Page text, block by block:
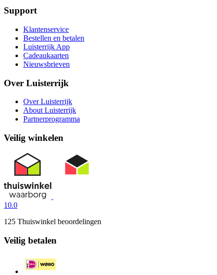
Support
Klantenservice
Bestellen en betalen
Luisterrijk App
Cadeaukaarten
Nieuwsbrieven
Over Luisterrijk
Over Luisterrijk
About Luisterrijk
Partnerprogramma
Veilig winkelen
10.0
125 Thuiswinkel beoordelingen
Veilig betalen